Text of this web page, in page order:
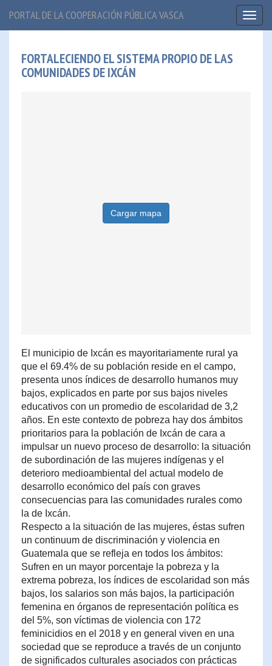
PORTAL DE LA COOPERACIÓN PÚBLICA VASCA
FORTALECIENDO EL SISTEMA PROPIO DE LAS
COMUNIDADES DE IXCÁN
Cargar mapa
El municipio de Ixcán es mayoritariamente rural ya
que el 69.4% de su población reside en el campo,
presenta unos índices de desarrollo humanos muy
bajos, explicados en parte por sus bajos niveles
educativos con un promedio de escolaridad de 3,2
años. En este contexto de pobreza hay dos ámbitos
prioritarios para la población de Ixcán de cara a
impulsar un nuevo proceso de desarrollo: la situación
de subordinación de las mujeres indígenas y el
deterioro medioambiental del actual modelo de
desarrollo económico del país con graves
consecuencias para las comunidades rurales como
la de Ixcán.
Respecto a la situación de las mujeres, éstas sufren
un continuum de discriminación y violencia en
Guatemala que se refleja en todos los ámbitos:
Sufren en un mayor porcentaje la pobreza y la
extrema pobreza, los índices de escolaridad son más
bajos, los salarios son más bajos, la participación
femenina en órganos de representación política es
del 5%, son víctimas de violencia con 172
feminicidios en el 2018 y en general viven en una
sociedad que se reproduce a través de un conjunto
de significados culturales asociados con prácticas